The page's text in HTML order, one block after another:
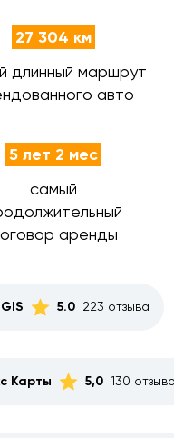
27 304 км
длинный маршрут
авто
5 лет 2 мес
самый
аренды
5.0 223 отзыва
Карты 5,0 130